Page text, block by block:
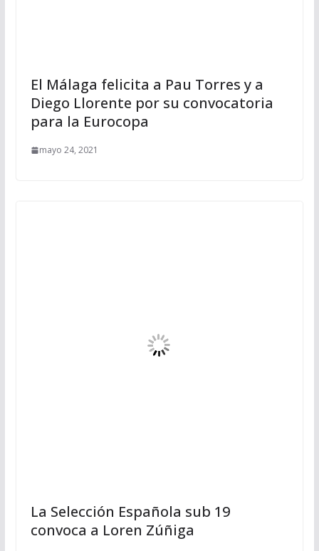
El Málaga felicita a Pau Torres y a
Diego Llorente por su convocatoria
para la Eurocopa
mayo 24, 2021
La Selección Española sub 19
convoca a Loren Zúñiga